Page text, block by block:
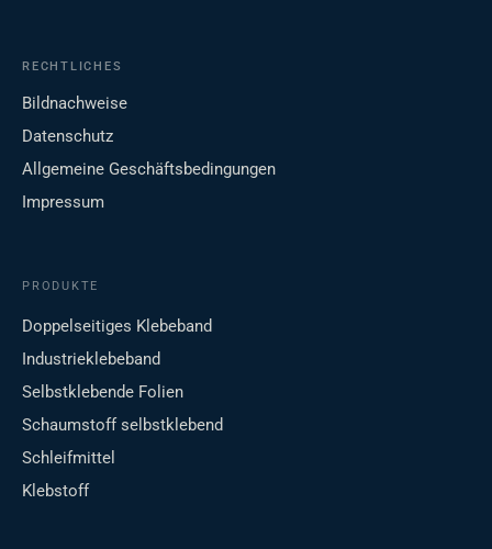
RECHTLICHES
Bildnachweise
Datenschutz
Allgemeine Geschäftsbedingungen
Impressum
PRODUKTE
Doppelseitiges Klebeband
Industrieklebeband
Selbstklebende Folien
Schaumstoff selbstklebend
Schleifmittel
Klebstoff